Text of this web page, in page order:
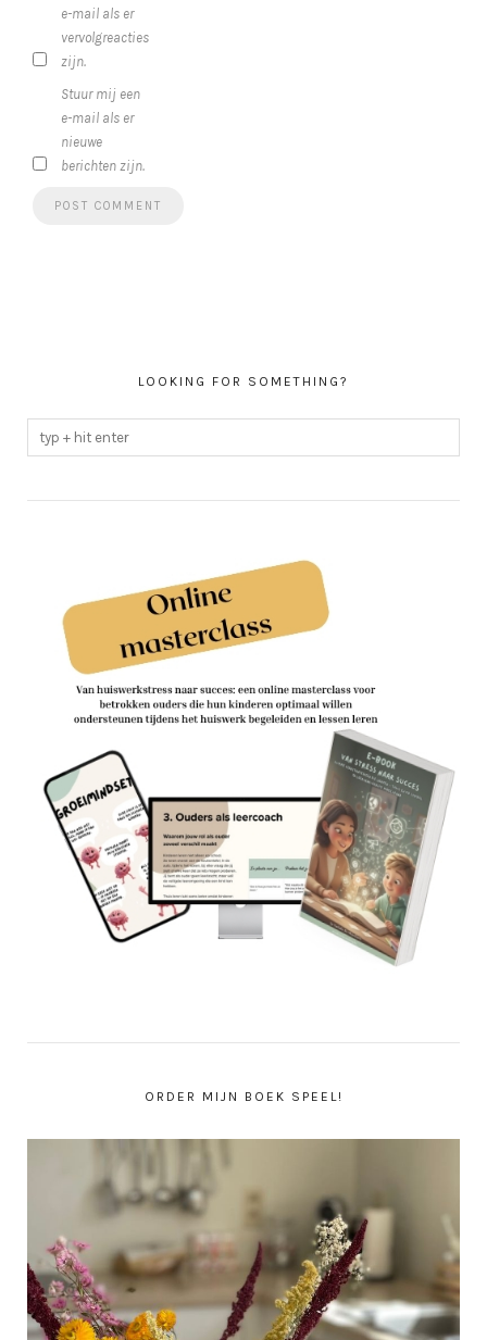
e-mail als er
vervolgreacties
zijn.
Stuur mij een
e-mail als er
nieuwe
berichten zijn.
LOOKING FOR SOMETHING?
ORDER MIJN BOEK SPEEL!